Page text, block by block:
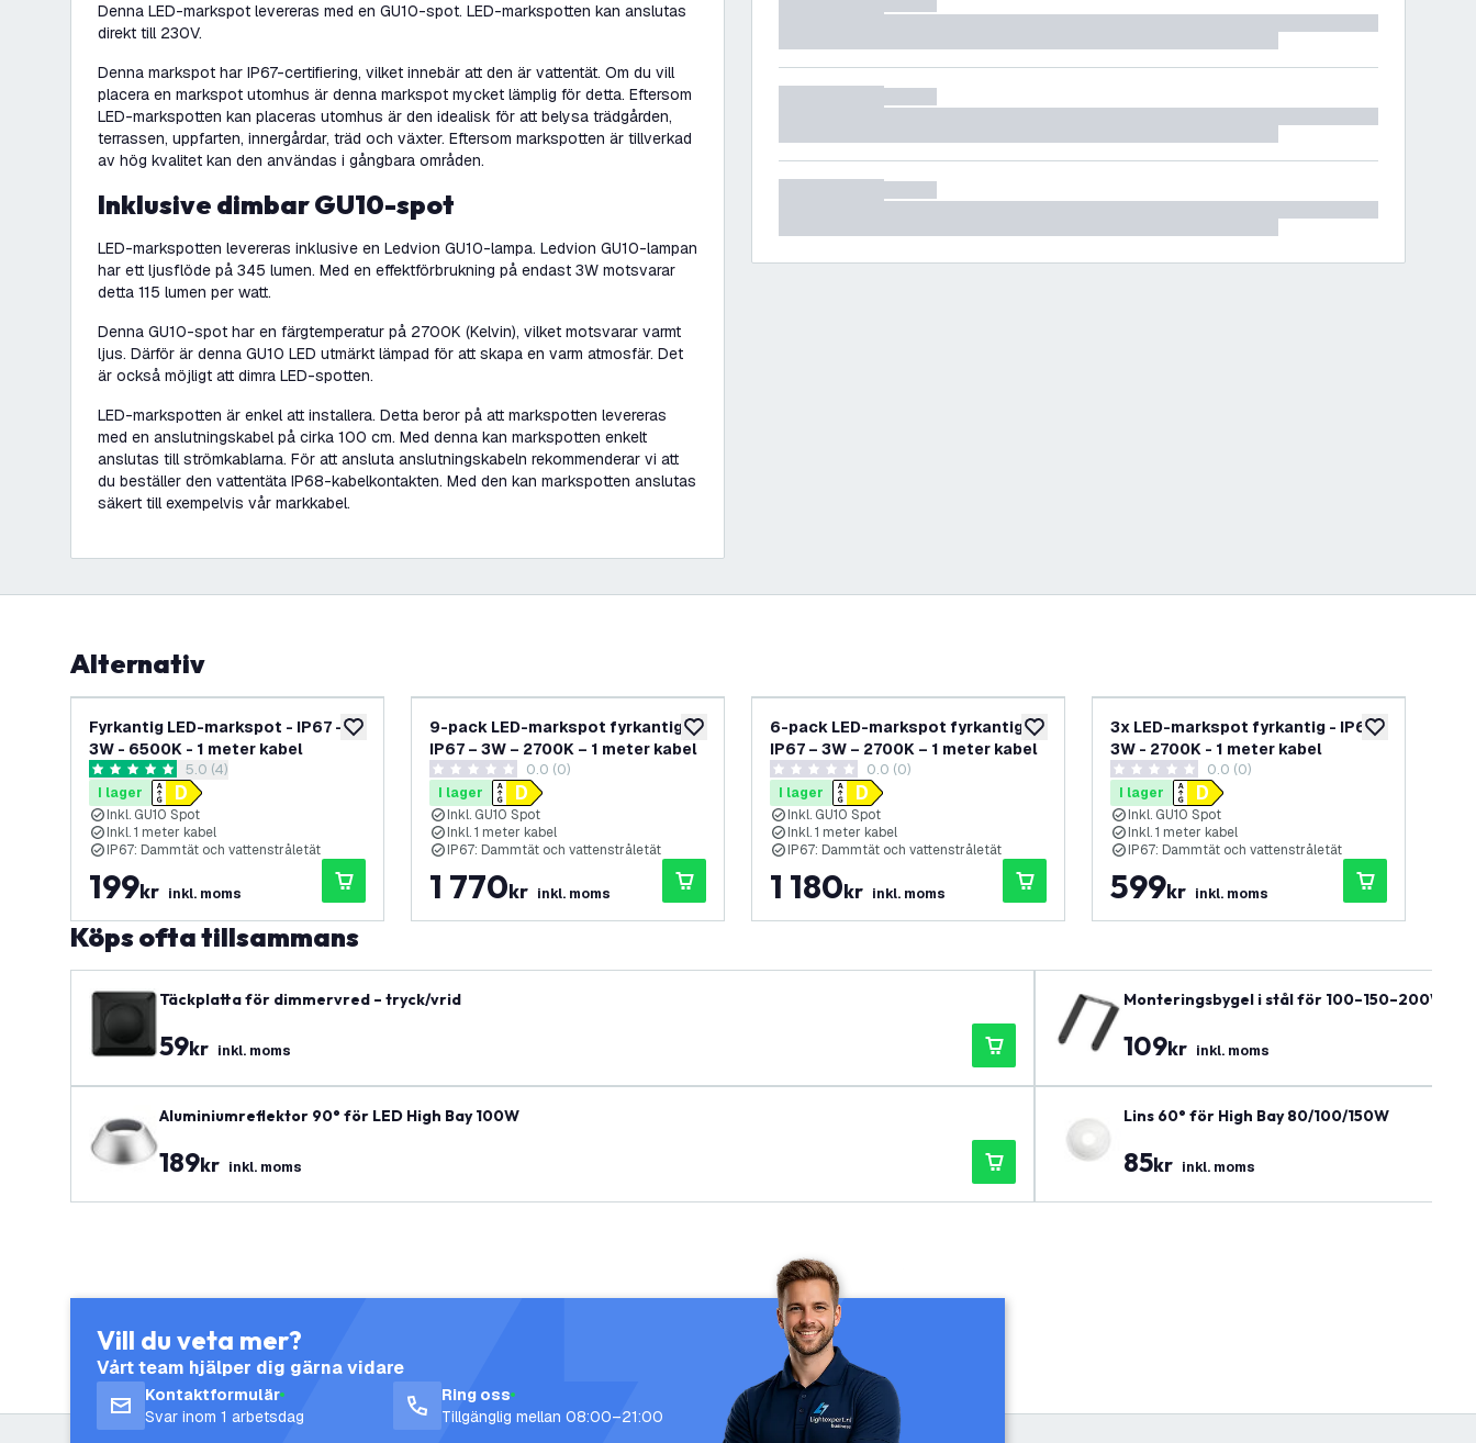
Denna LED-markspot levereras med en GU10-spot. LED-markspotten kan anslutas
direkt till 230V.
Denna markspot har IP67-certifiering, vilket innebär att den är vattentät. Om du vill
placera en markspot utomhus är denna markspot mycket lämplig för detta. Eftersom
LED-markspotten kan placeras utomhus är den idealisk för att belysa trädgården,
terrassen, uppfarten, innergårdar, träd och växter. Eftersom markspotten är tillverkad
av hög kvalitet kan den användas i gångbara områden.
Inklusive dimbar GU10-spot
LED-markspotten levereras inklusive en Ledvion GU10-lampa. Ledvion GU10-lampan
har ett ljusflöde på 345 lumen. Med en effektförbrukning på endast 3W motsvarar
detta 115 lumen per watt.
Denna GU10-spot har en färgtemperatur på 2700K (Kelvin), vilket motsvarar varmt
ljus. Därför är denna GU10 LED utmärkt lämpad för att skapa en varm atmosfär. Det
är också möjligt att dimra LED-spotten.
LED-markspotten är enkel att installera. Detta beror på att markspotten levereras
med en anslutningskabel på cirka 100 cm. Med denna kan markspotten enkelt
anslutas till strömkablarna. För att ansluta anslutningskabeln rekommenderar vi att
du beställer den vattentäta IP68-kabelkontakten. Med den kan markspotten anslutas
säkert till exempelvis vår markkabel.
Alternativ
lägg till i önskelistan
Fyrkantig LED-markspot - IP67 -
3W - 6500K - 1 meter kabel
öppna recensionspanel
5 stjärnbetyg 5.0 (4)
I lager
Inkl. GU10 Spot
Inkl. 1 meter kabel
IP67: Dammtät och vattenstråletät
199kr inkl. moms
lägg till i önskelistan
9-pack LED-markspot fyrkantig –
IP67 – 3W – 2700K – 1 meter kabel
0 stjärnbetyg 0.0 (0)
I lager
Inkl. GU10 Spot
Inkl. 1 meter kabel
IP67: Dammtät och vattenstråletät
1 770kr inkl. moms
lägg till i önskelistan
6-pack LED-markspot fyrkantig –
IP67 – 3W – 2700K – 1 meter kabel
0 stjärnbetyg 0.0 (0)
I lager
Inkl. GU10 Spot
Inkl. 1 meter kabel
IP67: Dammtät och vattenstråletät
1 180kr inkl. moms
lägg till i
3x LED-markspot fyrkantig - IP67 -
3W - 2700K - 1 meter kabel
0 stjärnbetyg 0.0 (0)
I lager
Inkl. GU10 Spot
Inkl. 1 meter kabel
IP67: Dammtät och vattenstråletät
599kr inkl. moms
Köps ofta tillsammans
Täckplatta för dimmervred – tryck/vrid
59kr inkl. moms
Aluminiumreflektor 90° för LED High Bay 100W
189kr inkl. moms
Monteringsbygel i stål för 100–150–200W
109kr inkl. moms
Lins 60° för High Bay 80/100/150W
85kr inkl. moms
Vill du veta mer?
Vårt team hjälper dig gärna vidare
Kontaktformulär
Svar inom 1 arbetsdag
Ring oss
Tillgänglig mellan 08:00–21:00